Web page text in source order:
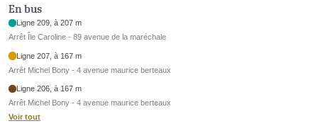
En bus
Ligne 209, à 207 m
Arrêt Île Caroline - 89 avenue de la maréchale
Ligne 207, à 167 m
Arrêt Michel Bony - 4 avenue maurice berteaux
Ligne 206, à 167 m
Arrêt Michel Bony - 4 avenue maurice berteaux
Voir tout